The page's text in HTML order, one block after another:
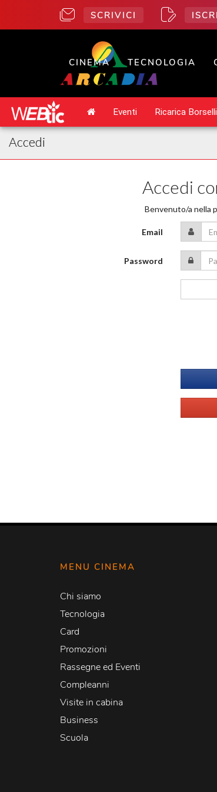
SCRIVICI
CINEMA TECNOLOGIA
MENU CINEMA
Chi siamo
Tecnologia
Card
Promozioni
Rassegne ed Eventi
Compleanni
Visite in cabina
Business
Scuola